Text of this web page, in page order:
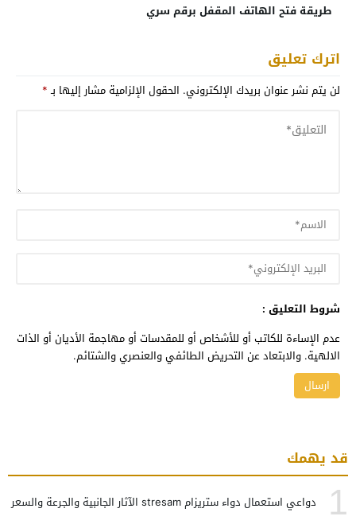
طريقة فتح الهاتف المقفل برقم سري
اترك تعليق
لن يتم نشر عنوان بريدك الإلكتروني. الحقول الإلزامية مشار إليها بـ*
شروط التعليق :
عدم الإساءة للكاتب أو للأشخاص أو للمقدسات أو مهاجمة الأديان أو الذات
الالهية. والابتعاد عن التحريض الطائفي والعنصري والشتائم.
قد يهمك
1 دواعي استعمال دواء ستريزام stresam الآثار الجانبية والجرعة والسعر